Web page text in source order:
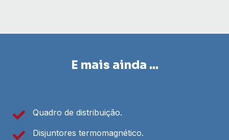
E mais ainda ...
Quadro de distribuição.
Disjuntores termomagnético.